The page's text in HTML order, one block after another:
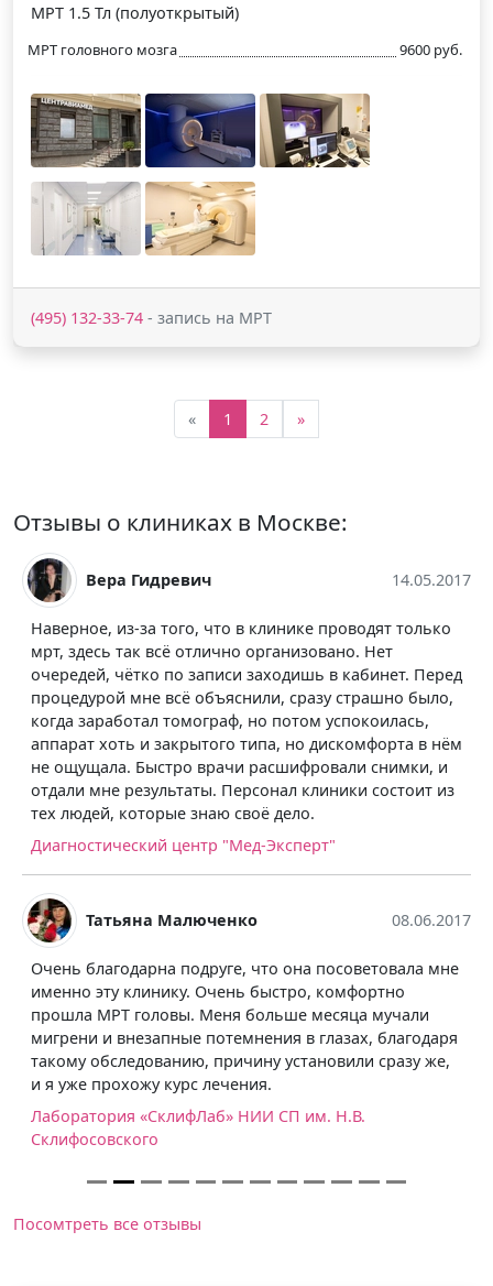
МРТ 1.5 Тл (полуоткрытый)
МРТ головного мозга 9600 руб.
(495) 132-33-74 - запись на МРТ
« 1 2 »
Отзывы о клиниках в Москве:
Вера Гидревич 14.05.2017
Наверное, из-за того, что в клинике проводят только
мрт, здесь так всё отлично организовано. Нет
очередей, чётко по записи заходишь в кабинет. Перед
процедурой мне всё объяснили, сразу страшно было,
когда заработал томограф, но потом успокоилась,
аппарат хоть и закрытого типа, но дискомфорта в нём
не ощущала. Быстро врачи расшифровали снимки, и
отдали мне результаты. Персонал клиники состоит из
тех людей, которые знаю своё дело.
Диагностический центр "Мед-Эксперт"
Татьяна Малюченко 08.06.2017
Очень благодарна подруге, что она посоветовала мне
именно эту клинику. Очень быстро, комфортно
прошла МРТ головы. Меня больше месяца мучали
мигрени и внезапные потемнения в глазах, благодаря
такому обследованию, причину установили сразу же,
и я уже прохожу курс лечения.
Лаборатория «СклифЛаб» НИИ СП им. Н.В.
Склифосовского
Посомтреть все отзывы